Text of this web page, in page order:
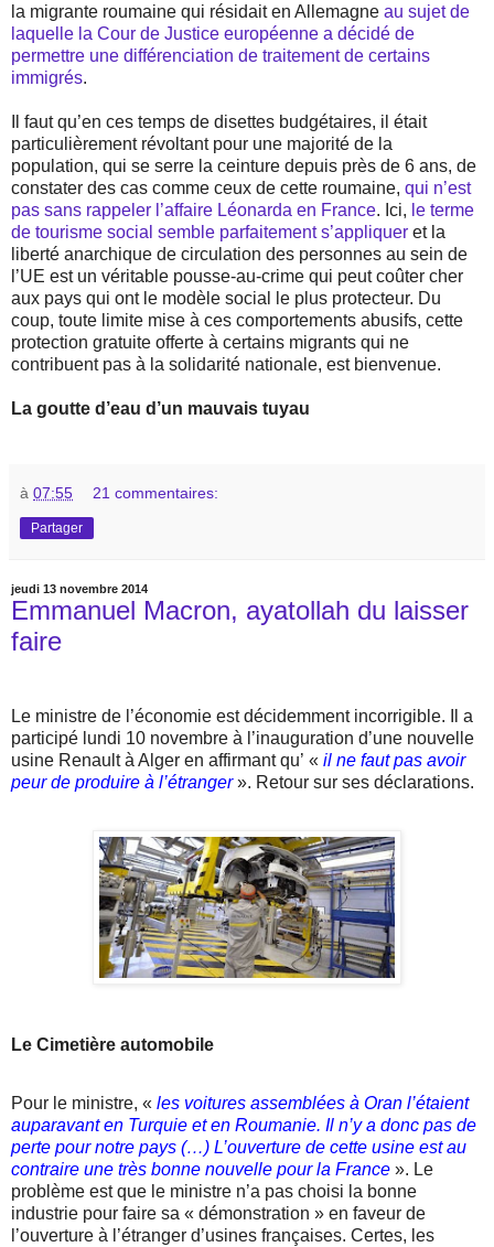
la migrante roumaine qui résidait en Allemagne au sujet de
laquelle la Cour de Justice européenne a décidé de
permettre une différenciation de traitement de certains
immigrés.
Il faut qu’en ces temps de disettes budgétaires, il était
particulièrement révoltant pour une majorité de la
population, qui se serre la ceinture depuis près de 6 ans, de
constater des cas comme ceux de cette roumaine, qui n’est
pas sans rappeler l’affaire Léonarda en France. Ici, le terme
de tourisme social semble parfaitement s’appliquer et la
liberté anarchique de circulation des personnes au sein de
l’UE est un véritable pousse-au-crime qui peut coûter cher
aux pays qui ont le modèle social le plus protecteur. Du
coup, toute limite mise à ces comportements abusifs, cette
protection gratuite offerte à certains migrants qui ne
contribuent pas à la solidarité nationale, est bienvenue.
La goutte d’eau d’un mauvais tuyau
à 07:55 21 commentaires:
Partager
jeudi 13 novembre 2014
Emmanuel Macron, ayatollah du laisser
faire
Le ministre de l’économie est décidemment incorrigible. Il a
participé lundi 10 novembre à l’inauguration d’une nouvelle
usine Renault à Alger en affirmant qu’ « il ne faut pas avoir
peur de produire à l’étranger». Retour sur ses déclarations.
Le Cimetière automobile
Pour le ministre, « les voitures assemblées à Oran l’étaient
auparavant en Turquie et en Roumanie. Il n’y a donc pas de
perte pour notre pays (…) L’ouverture de cette usine est au
contraire une très bonne nouvelle pour la France ». Le
problème est que le ministre n’a pas choisi la bonne
industrie pour faire sa « démonstration » en faveur de
l’ouverture à l’étranger d’usines françaises. Certes, les